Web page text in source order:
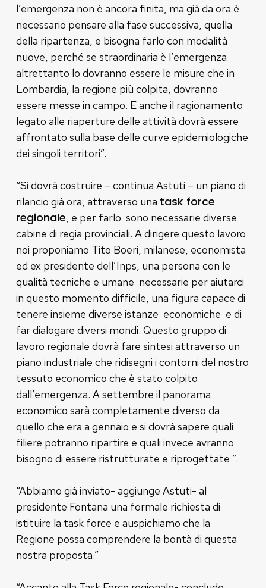
l’emergenza non è ancora finita, ma già da ora è
necessario pensare alla fase successiva, quella
della ripartenza, e bisogna farlo con modalità
nuove, perché se straordinaria è l’emergenza
altrettanto lo dovranno essere le misure che in
Lombardia, la regione più colpita, dovranno
essere messe in campo. E anche il ragionamento
legato alle riaperture delle attività dovrà essere
affrontato sulla base delle curve epidemiologiche
dei singoli territori”.
“Si dovrà costruire – continua Astuti – un piano di
rilancio già ora, attraverso una task force
regionale, e per farlo sono necessarie diverse
cabine di regia provinciali. A dirigere questo lavoro
noi proponiamo Tito Boeri, milanese, economista
ed ex presidente dell’Inps, una persona con le
qualità tecniche e umane necessarie per aiutarci
in questo momento difficile, una figura capace di
tenere insieme diverse istanze economiche e di
far dialogare diversi mondi. Questo gruppo di
lavoro regionale dovrà fare sintesi attraverso un
piano industriale che ridisegni i contorni del nostro
tessuto economico che è stato colpito
dall’emergenza. A settembre il panorama
economico sarà completamente diverso da
quello che era a gennaio e si dovrà sapere quali
filiere potranno ripartire e quali invece avranno
bisogno di essere ristrutturate e riprogettate ”.
“Abbiamo già inviato- aggiunge Astuti- al
presidente Fontana una formale richiesta di
istituire la task force e auspichiamo che la
Regione possa comprendere la bontà di questa
nostra proposta.”